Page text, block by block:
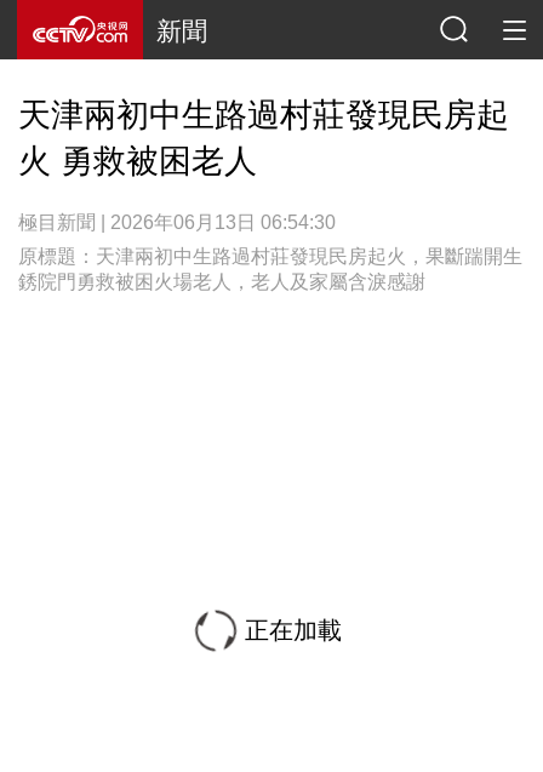
新聞
天津兩初中生路過村莊發現民房起
火 勇救被困老人
極目新聞 | 2026年06月13日 06:54:30
原標題：天津兩初中生路過村莊發現民房起火，果斷踹開生
銹院門勇救被困火場老人，老人及家屬含淚感謝
正在加載